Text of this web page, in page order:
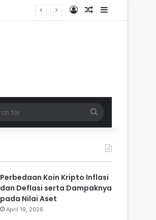
Log InRandom Article
Sidebar
for
Perbedaan Koin Kripto Inflasi
dan Deflasi serta Dampaknya
pada Nilai Aset
April 19, 2026